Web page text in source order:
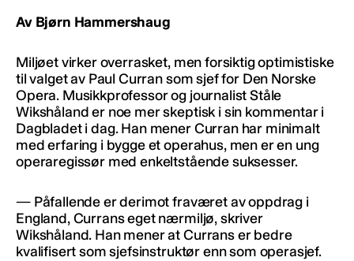
Av Bjørn Hammershaug
Miljøet virker overrasket, men forsiktig optimistiske
til valget av Paul Curran som sjef for Den Norske
Opera. Musikkprofessor og journalist Ståle
Wikshåland er noe mer skeptisk i sin kommentar i
Dagbladet i dag. Han mener Curran har minimalt
med erfaring i bygge et operahus, men er en ung
operaregissør med enkeltstående suksesser.
— Påfallende er derimot fraværet av oppdrag i
England, Currans eget nærmiljø, skriver
Wikshåland. Han mener at Currans er bedre
kvalifisert som sjefsinstruktør enn som operasjef.